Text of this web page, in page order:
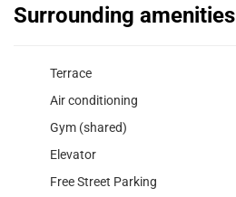
Surrounding amenities
Terrace
Air conditioning
Gym (shared)
Elevator
Free Street Parking